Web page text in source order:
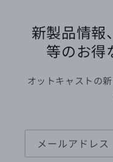
新製品情報
等のお得
オットキャストの
メールアドレス